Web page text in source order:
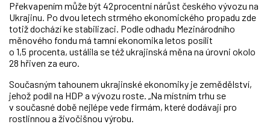
Překvapením může být 42procentní nárůst českého vývozu na
Ukrajinu. Po dvou letech strmého ekonomického propadu zde
totiž dochází ke stabilizaci. Podle odhadu Mezinárodního
měnového fondu má tamní ekonomika letos posílit
o 1,5 procenta, ustálila se též ukrajinská měna na úrovni okolo
28 hřiven za euro.
Současným tahounem ukrajinské ekonomiky je zemědělství,
jehož podíl na HDP a vývozu roste. „Na místním trhu se
v současné době nejlépe vede firmám, které dodávají pro
rostlinnou a živočišnou výrobu.